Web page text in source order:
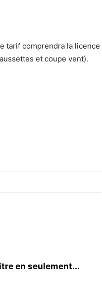
tarif comprendra la licence
et coupe vent).
en seulement...